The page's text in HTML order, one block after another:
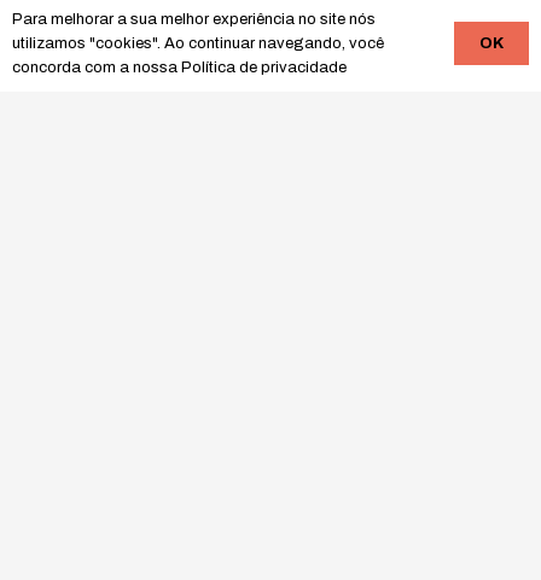
Para melhorar a sua melhor experiência no site nós
utilizamos "cookies". Ao continuar navegando, você
concorda com a nossa Política de privacidade
OK